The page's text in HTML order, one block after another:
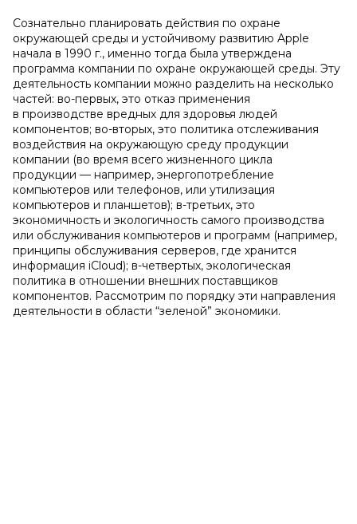
Сознательно планировать действия по охране
окружающей среды и устойчивому развитию Apple
начала в 1990 г., именно тогда была утверждена
программа компании по охране окружающей среды. Эту
деятельность компании можно разделить на несколько
частей: во-первых, это отказ применения
в производстве вредных для здоровья людей
компонентов; во-вторых, это политика отслеживания
воздействия на окружающую среду продукции
компании (во время всего жизненного цикла
продукции — например, энергопотребление
компьютеров или телефонов, или утилизация
компьютеров и планшетов); в-третьих, это
экономичность и экологичность самого производства
или обслуживания компьютеров и программ (например,
принципы обслуживания серверов, где хранится
информация iCloud); в-четвертых, экологическая
политика в отношении внешних поставщиков
компонентов. Рассмотрим по порядку эти направления
деятельности в области “зеленой” экономики.